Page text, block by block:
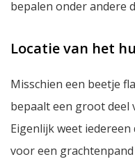
bepalen onder andere
Locatie van het
Misschien een beetje
bepaalt een groot deel
Eigenlijk weet
voor een